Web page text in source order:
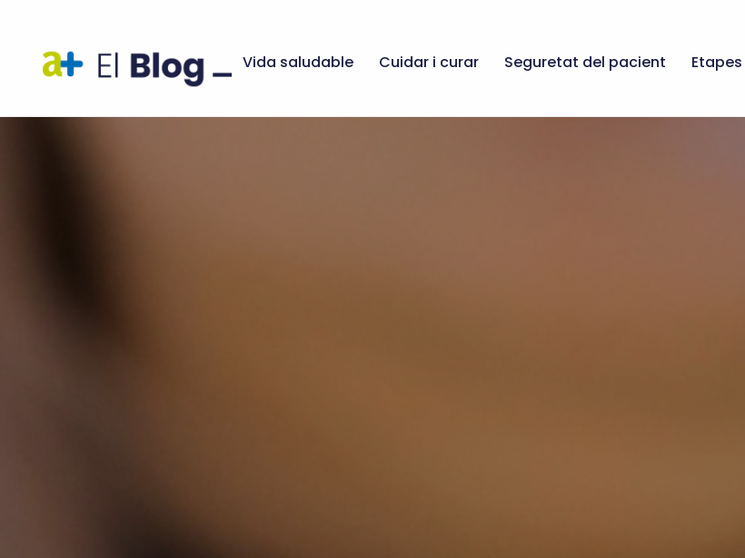
Vida saludable Cuidar i curar Seguretat del pacient Etapes